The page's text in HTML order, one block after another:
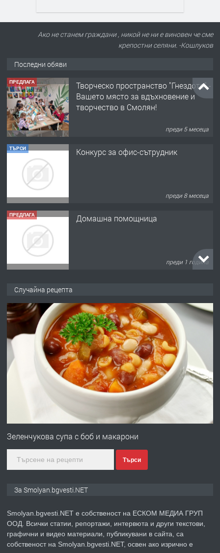
Ако не станем граждани , никой не ни е виновен че сме
крепостни селяни. -Кошлуков
Последни обяви
ПРЕДЛАГА
Творческо пространство "Гнездото" -
Вашето място за вдъхновение и
творчество в Смолян!
преди 5 месеца
ТЪРСИ Конкурс за офис-сътрудник
преди 8 месеца
ПРЕДЛАГА Домашна помощница
преди 1 година
преди 2 години
ПРЕДЛАГА
УДЪЛЖАВАНЕ НА ЧОВЕШКИЯТ
ЖИВОТ И ПОДОБРЯВАНЕ НА
НЕГОВОТО КАЧЕСТВО
преди 2 години
Имот в Северна Гърция, до Кавала
преди 2 години
ПРЕДЛАГА КЪЩА В МАРОНЯ
Случайна рецепта
Зеленчукова супа с боб и макарони
Търси
За Smolyan.bgvesti.NET
Smolyan.bgvesti.NET е собственост на ЕСКОМ МЕДИА ГРУП
ООД. Всички статии, репортажи, интервюта и други текстови,
графични и видео материали, публикувани в сайта, са
собственост на Smolyan.bgvesti.NET, освен ако изрично е